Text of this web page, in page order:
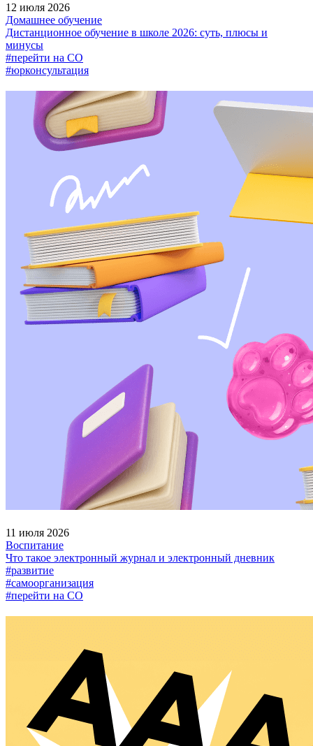
12 июля 2026
Домашнее обучение
Дистанционное обучение в школе 2026: суть, плюсы и
минусы
#перейти на СО
#юрконсультация
11 июля 2026
Воспитание
Что такое электронный журнал и электронный дневник
#развитие
#самоорганизация
#перейти на СО